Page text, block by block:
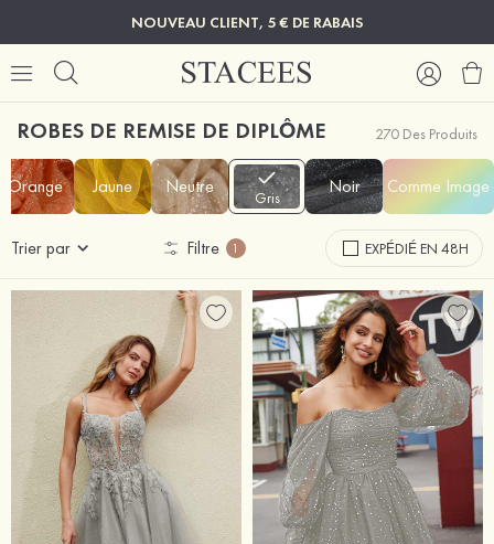
NOUVEAU CLIENT, 5 € DE RABAIS
ROBES DE REMISE DE DIPLÔME 270 Des Produits
Orange Jaune Neutre Gris Noir Comme Image
Trier par Filtre 1 EXPÉDIÉ EN 48H